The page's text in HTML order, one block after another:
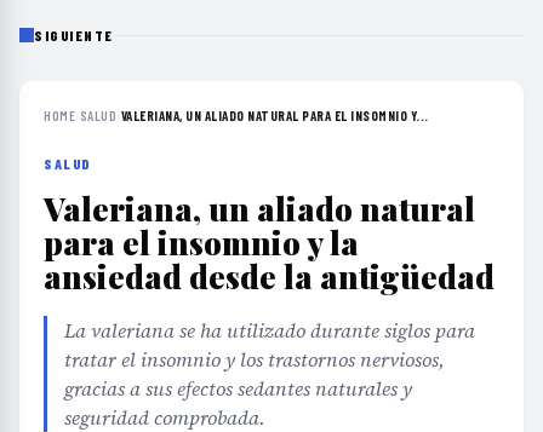
SIGUIENTE
HOME› SALUD›VALERIANA, UN ALIADO NATURAL PARA EL INSOMNIO Y...
SALUD
Valeriana, un aliado natural
para el insomnio y la
ansiedad desde la antigüedad
La valeriana se ha utilizado durante siglos para
tratar el insomnio y los trastornos nerviosos,
gracias a sus efectos sedantes naturales y
seguridad comprobada.